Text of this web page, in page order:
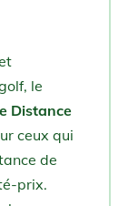
le
Distance
ceux qui
de
prix.